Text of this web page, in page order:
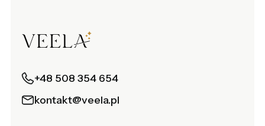
+48 508 354 654
kontakt@veela.pl